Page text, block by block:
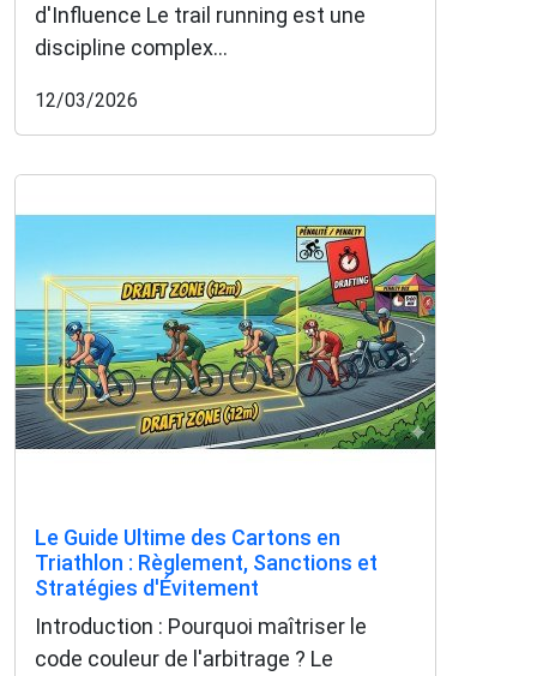
d'Influence Le trail running est une
discipline complex...
12/03/2026
Le Guide Ultime des Cartons en
Triathlon : Règlement, Sanctions et
Stratégies d'Évitement
Introduction : Pourquoi maîtriser le
code couleur de l'arbitrage ? Le